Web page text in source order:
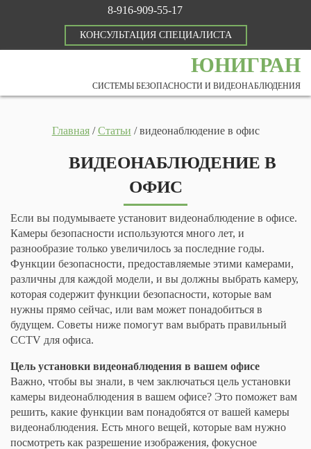
8-916-909-55-17
КОНСУЛЬТАЦИЯ СПЕЦИАЛИСТА
ЮНИГРАН
СИСТЕМЫ БЕЗОПАСНОСТИ И ВИДЕОНАБЛЮДЕНИЯ
Главная /Статьи /видеонаблюдение в офис
ВИДЕОНАБЛЮДЕНИЕ В
ОФИС
Если вы подумываете установит видеонаблюдение в офисе.
Камеры безопасности используются много лет, и
разнообразие только увеличилось за последние годы.
Функции безопасности, предоставляемые этими камерами,
различны для каждой модели, и вы должны выбрать камеру,
которая содержит функции безопасности, которые вам
нужны прямо сейчас, или вам может понадобиться в
будущем. Советы ниже помогут вам выбрать правильный
CCTV для офиса.
Цель установки видеонаблюдения в вашем офисе
Важно, чтобы вы знали, в чем заключаться цель установки
камеры видеонаблюдения в вашем офисе? Это поможет вам
решить, какие функции вам понадобятся от вашей камеры
видеонаблюдения. Есть много вещей, которые вам нужно
посмотреть как разрешение изображения, фокусное